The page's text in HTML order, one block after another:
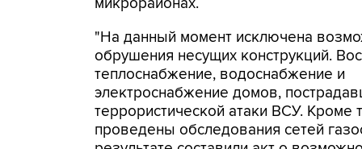
"На данный момент исключена
обрушения несущих конструкций.
теплоснабжение, водоснабжение и
электроснабжение домов,
террористической атаки ВСУ. Кроме
проведены обследования сетей